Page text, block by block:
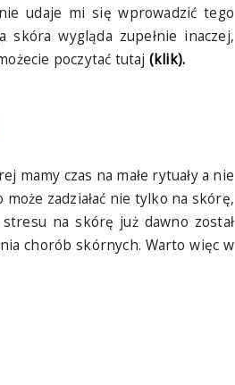
udaje mi się wprowadzić tego
wygląda zupełnie inaczej,
poczytać tutaj (klik).
mamy czas na małe rytuały a nie
zadziałać nie tylko na skórę,
na skórę już dawno został
chorób skórnych. Warto więc w